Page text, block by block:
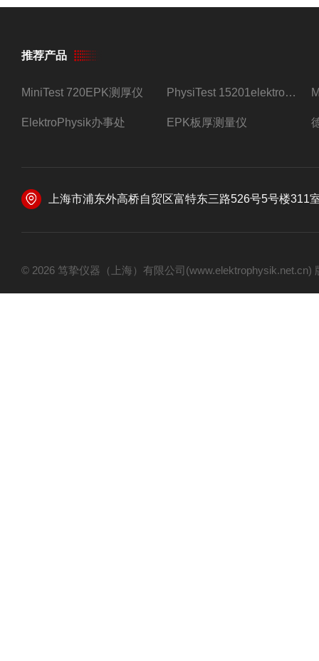
推荐产品
MiniTest 720EPK测厚仪 PhysiTest 15201elektrophysik测厚仪
ElektroPhysik办事处 EPK板厚测量仪
上海市浦东外高桥自贸区富特东三路526号5号楼311
© 2026 笃挚仪器（上海）有限公司